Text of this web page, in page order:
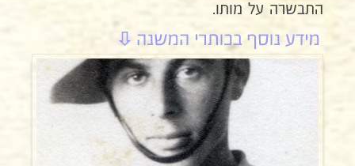
התבשרה על מותו.